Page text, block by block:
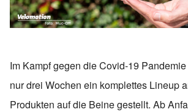
Im Kampf gegen die Covid-19
nur drei Wochen ein komplettes Lineup
Produkten auf die Beine gestellt. Ab